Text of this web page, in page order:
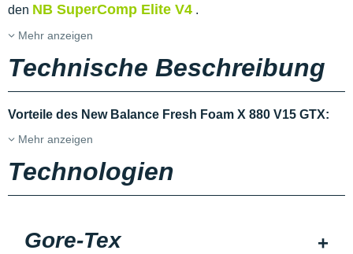
den NB SuperComp Elite V4 .
Mehr anzeigen
Technische Beschreibung
Vorteile des New Balance Fresh Foam X 880 V15 GTX:
Mehr anzeigen
Technologien
Gore-Tex